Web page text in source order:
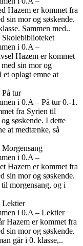
Hazem er kommet fra
sin mor og søskende.
Sammen med..
i 0.A –
Hazem er kommet
sin mor og
et oplagt emne at
tur
i 0.A – På tur 0.-1.
fra Syrien til
søskende. I dette
at medtænke, så
i 0.A –
Hazem er kommet fra
sin mor og søskende.
morgensang, og i
Lektier
i 0.A – Lektier
Hazem er kommet fra
sin mor og søskende.
går i 0. klasse,..